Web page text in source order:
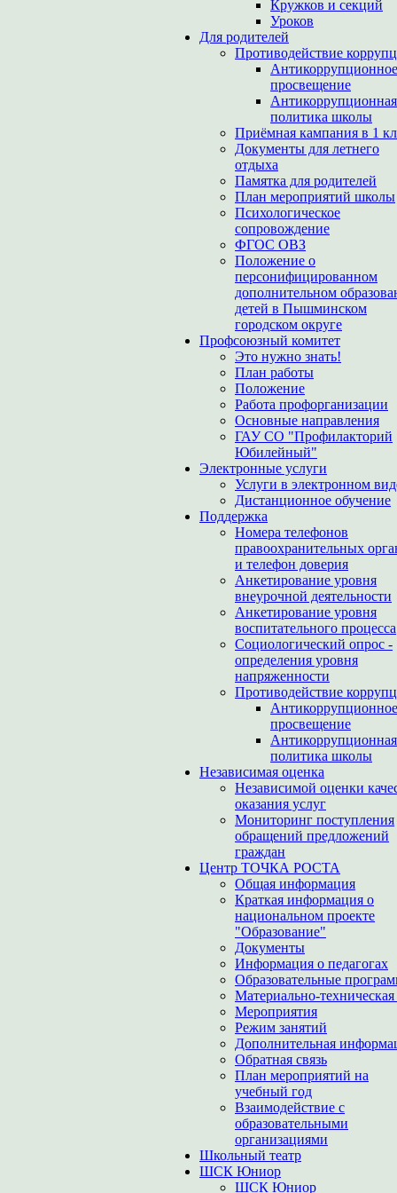
Кружков и секций
Уроков
Для родителей
Противодействие
Антикоррупционное
просвещение
Антикоррупционная
политика школы
Приёмная кампания в 1
Документы для летнего
отдыха
Памятка для родителей
План мероприятий школы
Психологическое
сопровождение
ФГОС ОВЗ
Положение о
персонифицированном
дополнительном
детей в Пышминском
городском округе
Профсоюзный комитет
Это нужно знать!
План работы
Положение
Работа профорганизации
Основные направления
ГАУ СО "Профилакторий
Юбилейный"
Электронные услуги
Услуги в электронном
Дистанционное обучение
Поддержка
Номера телефонов
правоохранительных
и телефон доверия
Анкетирование уровня
внеурочной деятельности
Анкетирование уровня
воспитательного процесса
Социологический опрос -
определения уровня
напряженности
Противодействие
Антикоррупционное
просвещение
Антикоррупционная
политика школы
Независимая оценка
Независимой оценки
оказания услуг
Мониторинг поступления
обращений предложений
граждан
Центр ТОЧКА РОСТА
Общая информация
Краткая информация о
национальном проекте
"Образование"
Документы
Информация о педагогах
Образовательные
Материально-техническая
Мероприятия
Режим занятий
Дополнительная
Обратная связь
План мероприятий на
учебный год
Взаимодействие с
образовательными
организациями
Школьный театр
ШСК Юниор
ШСК Юниор